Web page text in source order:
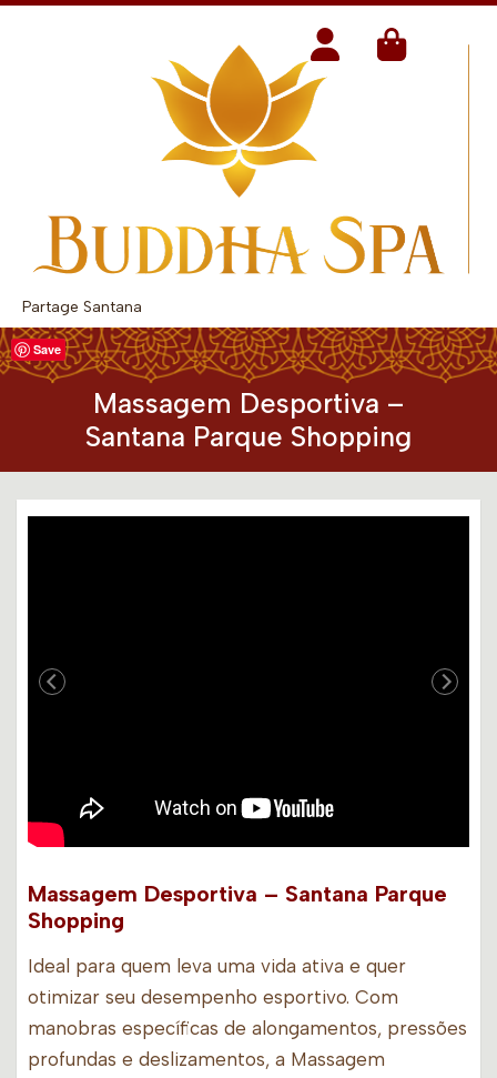
Partage Santana
Massagem Desportiva –
Santana Parque Shopping
Save
Massagem Desportiva – Santana Parque
Shopping
Ideal para quem leva uma vida ativa e quer
otimizar seu desempenho esportivo. Com
manobras específicas de alongamentos, pressões
profundas e deslizamentos, a Massagem